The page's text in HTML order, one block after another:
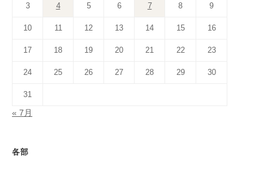
3 4 5 6 7 8 9
10 11 12 13 14 15 16
17 18 19 20 21 22 23
24 25 26 27 28 29 30
31
« 7月
各部